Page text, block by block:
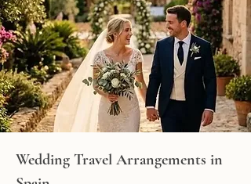
Wedding Travel Arrangements in